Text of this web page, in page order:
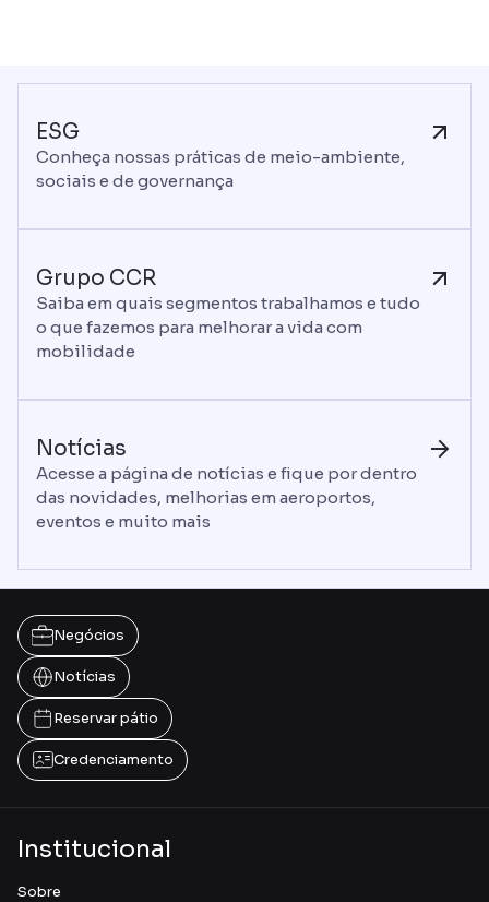
ESG
Conheça nossas práticas de meio-ambiente,
sociais e de governança
Grupo CCR
Saiba em quais segmentos trabalhamos e tudo
o que fazemos para melhorar a vida com
mobilidade
Notícias
Acesse a página de notícias e fique por dentro
das novidades, melhorias em aeroportos,
eventos e muito mais
Negócios
Notícias
Reservar pátio
Credenciamento
Institucional
Sobre